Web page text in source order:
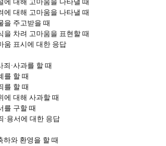
에 대해 고마움을 나타낼 때
에 대해 고마움을 나타낼 때
을 주고받을 때
을 차려 고마움을 표현할 때
움 표시에 대한 응답
죄 ·사과를 할 때
를 할 때
를 할 때
에 대해 사과할 때
를 구할 때
·용서에 대한 응답
하와 환영을 할 때